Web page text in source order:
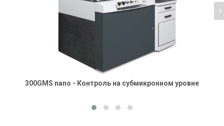
300GMS nano - Контроль на субмикронном уровне